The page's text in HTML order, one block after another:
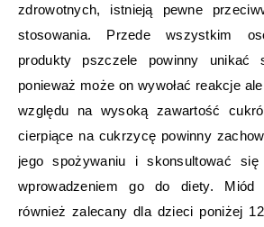
zdrowotnych, istnieją pewne
stosowania. Przede wszystkim
produkty pszczele powinny unikać
ponieważ może on wywołać reakcje
względu na wysoką zawartość
cierpiące na cukrzycę powinny
jego spożywaniu i skonsultować
wprowadzeniem go do diety.
również zalecany dla dzieci poniżej